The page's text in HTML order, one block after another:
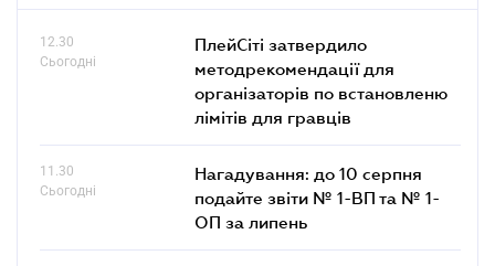
12.30
Сьогодні
ПлейСіті затвердило
методрекомендації для
організаторів по встановленю
лімітів для гравців
11.30
Сьогодні
Нагадування: до 10 серпня
подайте звіти № 1-ВП та № 1-
ОП за липень